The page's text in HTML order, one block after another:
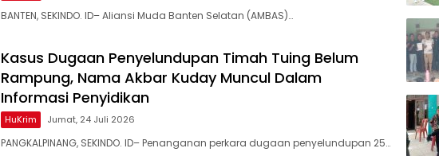
BANTEN, SEKINDO. ID– Aliansi Muda Banten Selatan (AMBAS)…
Kasus Dugaan Penyelundupan Timah Tuing Belum
Rampung, Nama Akbar Kuday Muncul Dalam
Informasi Penyidikan
HuKrim Jumat, 24 Juli 2026
PANGKALPINANG, SEKINDO. ID– Penanganan perkara dugaan penyelundupan 25…